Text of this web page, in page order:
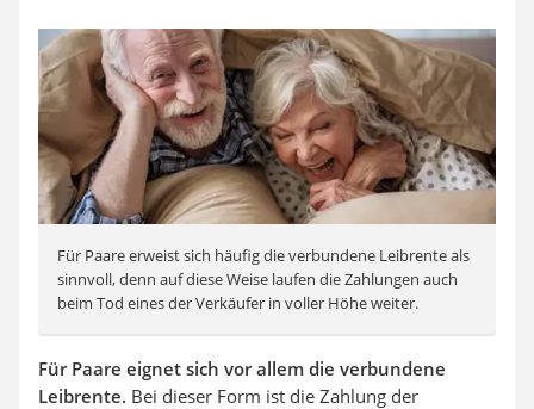
Für Paare erweist sich häufig die verbundene Leibrente als
sinnvoll, denn auf diese Weise laufen die Zahlungen auch
beim Tod eines der Verkäufer in voller Höhe weiter.
Für Paare eignet sich vor allem die verbundene
Leibrente. Bei dieser Form ist die Zahlung der